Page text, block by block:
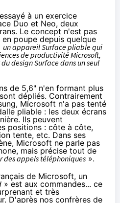
à un exercice
Duo et Neo, deux
Le concept n'est pas
poupe depuis quelque
un appareil Surface pliable qui
de productivité Microsoft,
design Surface dans un seul
de 5,6" n'en formant plus
dépliés. Contrairement
Microsoft n'a pas tenté
pliable : les deux écrans
Ils peuvent
positions : côte à côte,
tente, etc. Dans ses
Microsoft ne parle pas
mais précise tout de
des appels téléphoniques ».
de Microsoft, un
» est aux commandes... ce
et très
D'après nos confrères de